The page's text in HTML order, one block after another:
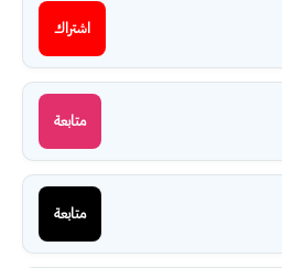
اشتراك
متابعة
متابعة